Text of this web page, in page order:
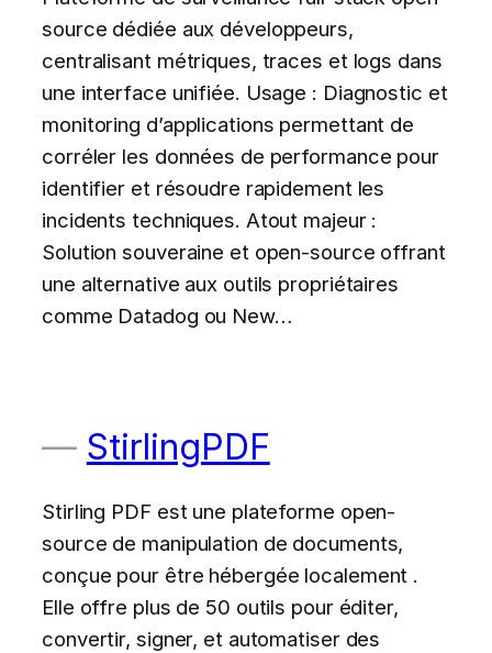
source dédiée aux développeurs,
centralisant métriques, traces et logs dans
une interface unifiée. Usage : Diagnostic et
monitoring d’applications permettant de
corréler les données de performance pour
identifier et résoudre rapidement les
incidents techniques. Atout majeur :
Solution souveraine et open-source offrant
une alternative aux outils propriétaires
comme Datadog ou New…
StirlingPDF
Stirling PDF est une plateforme open-
source de manipulation de documents,
conçue pour être hébergée localement .
Elle offre plus de 50 outils pour éditer,
convertir, signer, et automatiser des